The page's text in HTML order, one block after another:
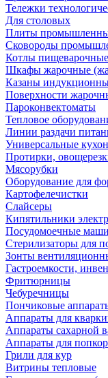
Тележки
Для столовых
Плиты
Сковороды
Котлы пищеварочные
Шкафы жарочные
Казаны
Поверхности
Пароконвектоматы
Тепловое
Линии раздачи
Универсальные
Протирки,
Мясорубки
Оборудование для
Картофелечистки
Слайсеры
Кипятильники
Посудомоечные
Стерилизаторы для
Зонты
Гастроемкости,
Фритюрницы
Чебуречницы
Пончиковые
Аппараты для
Аппараты сахарной
Аппараты для
Грили для кур
Витрины тепловые